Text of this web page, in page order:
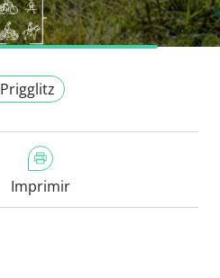
Prigglitz
Imprimir